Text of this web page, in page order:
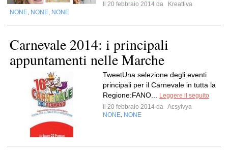
Il 20 febbraio 2014 da
Kreattiva
NONE NONE NONE
Carnevale 2014: i principali
appuntamenti nelle Marche
TweetUna selezione degli eventi
principali per il Carnevale in tutta la
Regione:FANO...
Leggere il seguito
Il 20 febbraio 2014 da Acsylvya
NONE NONE